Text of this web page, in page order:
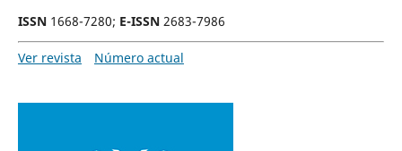
ISSN 1668-7280; E-ISSN 2683-7986
Ver revista Número actual